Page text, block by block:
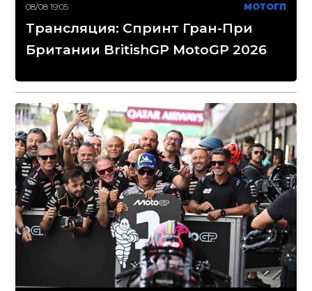
08/08 19:05 МОТОГП
Трансляция: Спринт Гран-При
Британии BritishGP MotoGP 2026